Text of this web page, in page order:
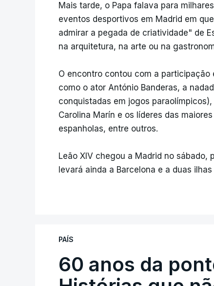
Mais tarde, o Papa falava para
eventos desportivos em Madrid em
admirar a pegada de criatividade" de
na arquitetura, na arte ou na
O encontro contou com a
como o ator António Banderas, a
conquistadas em jogos
Carolina Marín e os líderes das
espanholas, entre outros.
Leão XIV chegou a Madrid no sábado,
levará ainda a Barcelona e a duas
PAÍS
60 anos da